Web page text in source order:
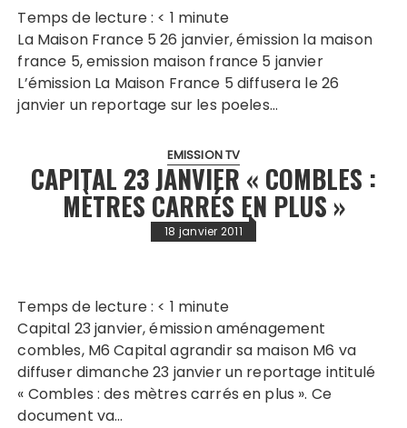
Temps de lecture : < 1 minute
La Maison France 5 26 janvier, émission la maison
france 5, emission maison france 5 janvier
L’émission La Maison France 5 diffusera le 26
janvier un reportage sur les poeles…
EMISSION TV
CAPITAL 23 JANVIER « COMBLES :
MÈTRES CARRÉS EN PLUS »
18 janvier 2011
Temps de lecture : < 1 minute
Capital 23 janvier, émission aménagement
combles, M6 Capital agrandir sa maison M6 va
diffuser dimanche 23 janvier un reportage intitulé
« Combles : des mètres carrés en plus ». Ce
document va…